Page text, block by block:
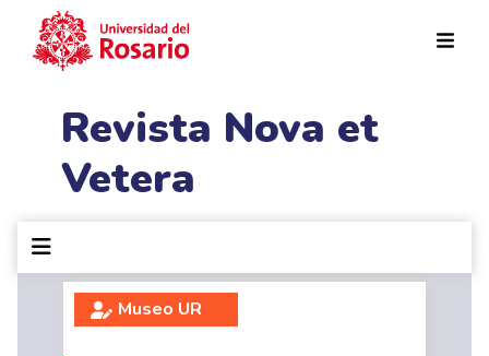
Revista Nova et
Vetera
Museo UR